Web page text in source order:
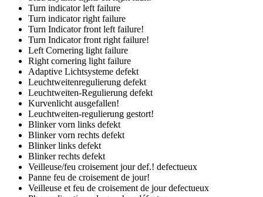
Turn indicator left failure
Turn indicator right failure
Turn Indicator front left failure!
Turn Indicator front right failure!
Left Cornering light failure
Right cornering light failure
Adaptive Lichtsysteme defekt
Leuchtweitenregulierung defekt
Leuchtweiten-Regulierung defekt
Kurvenlicht ausgefallen!
Leuchtweiten-regulierung gestort!
Blinker vorn links defekt
Blinker vorn rechts defekt
Blinker links defekt
Blinker rechts defekt
Veilleuse/feu croisement jour def.! defectueux
Panne feu de croisement de jour!
Veilleuse et feu de croisement de jour defectueux